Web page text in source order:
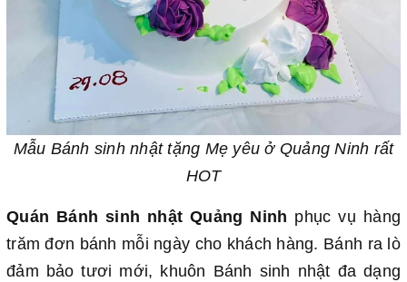
Mẫu Bánh sinh nhật tặng Mẹ yêu ở Quảng Ninh rất
HOT
Quán Bánh sinh nhật Quảng Ninh phục vụ hàng
trăm đơn bánh mỗi ngày cho khách hàng. Bánh ra lò
đảm bảo tươi mới, khuôn Bánh sinh nhật đa dạng